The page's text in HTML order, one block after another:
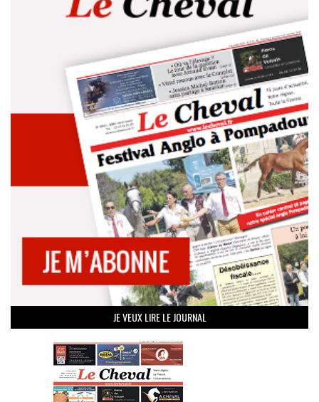
JE VEUX LIRE LE JOURNAL